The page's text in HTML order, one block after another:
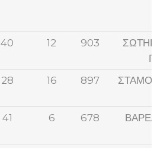
40 12 903
28 16 897
41 6 678